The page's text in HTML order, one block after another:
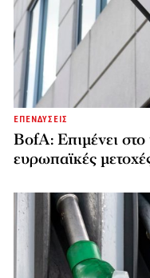
ΕΠΕΝΔΥΣΕΙΣ
BofA: Επιμένει
ευρωπαϊκές